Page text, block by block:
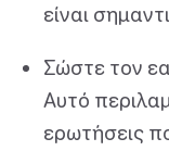
είναι
Σώστε τον
Αυτό
ερωτήσεις